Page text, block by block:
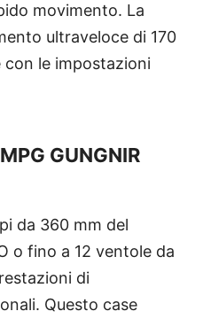
movimento. La
ultraveloce di 170
le impostazioni
GUNGNIR
da 360 mm del
o fino a 12 ventole da
di
Questo case